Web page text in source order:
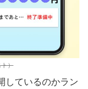
）
しているのかラン